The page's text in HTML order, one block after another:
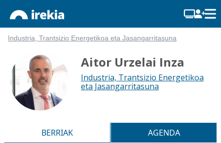
Industria, Trantsizio Energetikoa eta Jasangarritasuna
Aitor Urzelai Inza
Industria, Trantsizio Energetikoa
eta Jasangarritasuna
BERRIAK
AGENDA